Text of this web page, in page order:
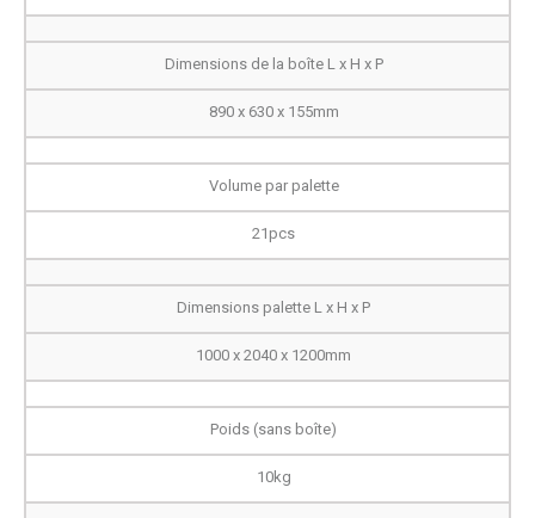
Dimensions de la boîte L x H x P
890 x 630 x 155mm
Volume par palette
21pcs
Dimensions palette L x H x P
1000 x 2040 x 1200mm
Poids (sans boîte)
10kg